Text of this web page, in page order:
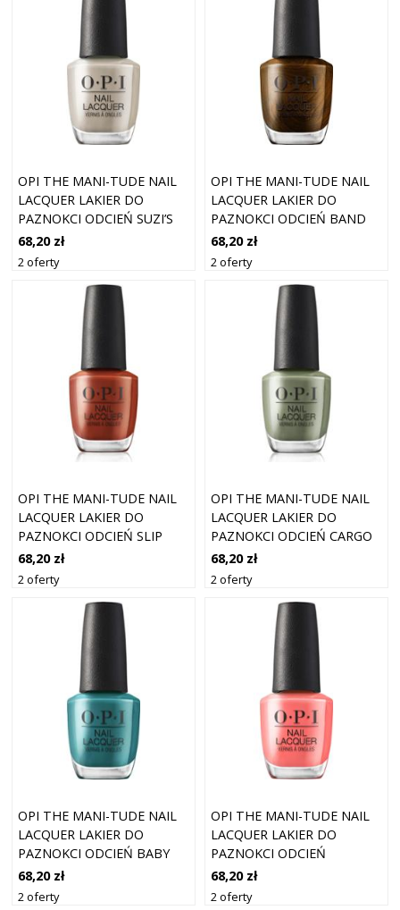
OPI THE MANI-TUDE NAIL
LACQUER LAKIER DO
PAZNOKCI ODCIEŃ SUZI’S
PAGER 15 ML
68,20 zł
2 oferty
OPI THE MANI-TUDE NAIL
LACQUER LAKIER DO
PAZNOKCI ODCIEŃ BAND
TEASE 15 ML
68,20 zł
2 oferty
OPI THE MANI-TUDE NAIL
LACQUER LAKIER DO
PAZNOKCI ODCIEŃ SLIP
DRESSED UP 15 ML
68,20 zł
2 oferty
OPI THE MANI-TUDE NAIL
LACQUER LAKIER DO
PAZNOKCI ODCIEŃ CARGO
ALL OUT 15 ML
68,20 zł
2 oferty
OPI THE MANI-TUDE NAIL
LACQUER LAKIER DO
PAZNOKCI ODCIEŃ BABY
TEE-L 15 ML
68,20 zł
2 oferty
OPI THE MANI-TUDE NAIL
LACQUER LAKIER DO
PAZNOKCI ODCIEŃ
BUBBLEGUM GOTH 15 ML
68,20 zł
2 oferty